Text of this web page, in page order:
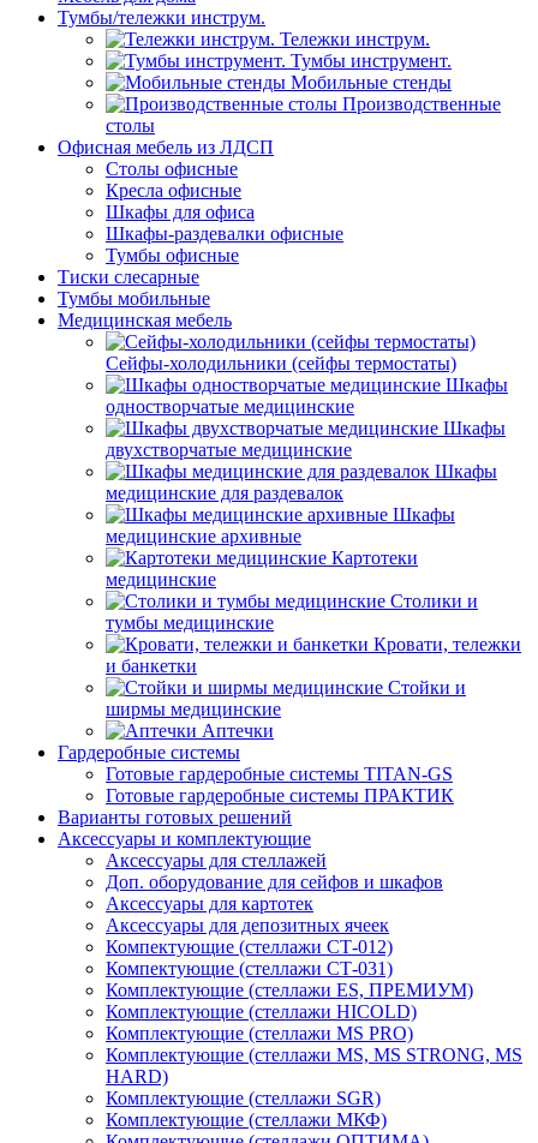
Тумбы/тележки инструм.
Тележки инструм.
Тумбы инструмент.
Мобильные стенды
Производственные
столы
Офисная мебель из ЛДСП
Столы офисные
Кресла офисные
Шкафы для офиса
Шкафы-раздевалки офисные
Тумбы офисные
Тиски слесарные
Тумбы мобильные
Медицинская мебель
Сейфы-холодильники (сейфы термостаты)
Шкафы
одностворчатые медицинские
Шкафы
двухстворчатые медицинские
Шкафы
медицинские для раздевалок
Шкафы
медицинские архивные
Картотеки
медицинские
Столики и
тумбы медицинские
Кровати, тележки
и банкетки
Стойки и
ширмы медицинские
Аптечки
Гардеробные системы
Готовые гардеробные системы TITAN-GS
Готовые гардеробные системы ПРАКТИК
Варианты готовых решений
Аксессуары и комплектующие
Аксессуары для стеллажей
Доп. оборудование для сейфов и шкафов
Аксессуары для картотек
Аксессуары для депозитных ячеек
Компектующие (стеллажи СТ-012)
Компектующие (стеллажи СТ-031)
Комплектующие (стеллажи ES, ПРЕМИУМ)
Комплектующие (стеллажи HICOLD)
Комплектующие (стеллажи MS PRO)
Комплектующие (стеллажи MS, MS STRONG, MS
HARD)
Комплектующие (стеллажи SGR)
Комплектующие (стеллажи МКФ)